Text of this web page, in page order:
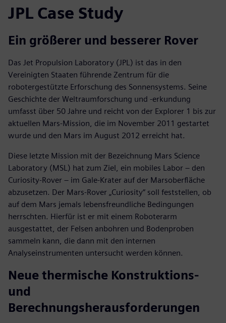
JPL Case Study
Ein größerer und besserer Rover
Das Jet Propulsion Laboratory (JPL) ist das in den
Vereinigten Staaten führende Zentrum für die
robotergestützte Erforschung des Sonnensystems. Seine
Geschichte der Weltraumforschung und -erkundung
umfasst über 50 Jahre und reicht von der Explorer 1 bis zur
aktuellen Mars-Mission, die im November 2011 gestartet
wurde und den Mars im August 2012 erreicht hat.
Diese letzte Mission mit der Bezeichnung Mars Science
Laboratory (MSL) hat zum Ziel, ein mobiles Labor – den
Curiosity-Rover – im Gale-Krater auf der Marsoberfläche
abzusetzen. Der Mars-Rover „Curiosity“ soll feststellen, ob
auf dem Mars jemals lebensfreundliche Bedingungen
herrschten. Hierfür ist er mit einem Roboterarm
ausgestattet, der Felsen anbohren und Bodenproben
sammeln kann, die dann mit den internen
Analyseinstrumenten untersucht werden können.
Neue thermische Konstruktions-
und
Berechnungsherausforderungen